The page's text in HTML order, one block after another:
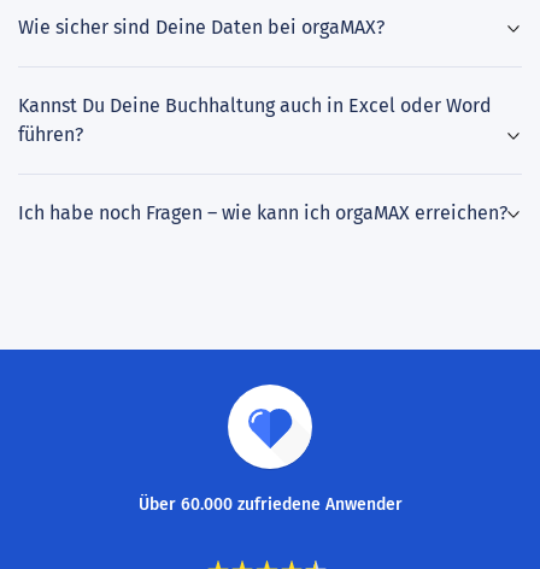
Wie sicher sind Deine Daten bei orgaMAX?
Kannst Du Deine Buchhaltung auch in Excel oder Word
führen?
Ich habe noch Fragen – wie kann ich orgaMAX erreichen?
Über 60.000 zufriedene Anwender